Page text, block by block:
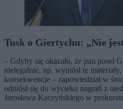
Tusk o Giertychu: „Nie
– Gdyby się okazało, że pan poseł
nielegalnie, np. wyniósł te
konsekwencje – zapowiedział w
odniósł się do wycieku nagrań z
Jarosława Kaczyńskiego w